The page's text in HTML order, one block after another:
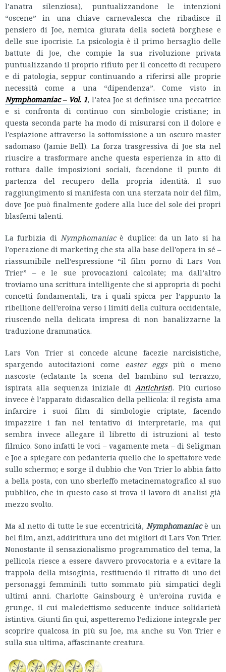
l’anatra silenziosa), puntualizzandone le intenzioni
“oscene” in una chiave carnevalesca che ribadisce il
pensiero di Joe, nemica giurata della società borghese e
delle sue ipocrisie. La psicologia è il primo bersaglio delle
battute di Joe, che compie la sua rivoluzione privata
puntualizzando il proprio rifiuto per il concetto di recupero
e di patologia, seppur continuando a riferirsi alle proprie
necessità come a una “dipendenza”. Come visto in
Nymphomaniac – Vol. 1, l’atea Joe si definisce una peccatrice
e si confronta di continuo con simbologie cristiane; in
questa seconda parte ha modo di misurarsi con il dolore e
l’espiazione attraverso la sottomissione a un oscuro master
sadomaso (Jamie Bell). La forza trasgressiva di Joe sta nel
riuscire a trasformare anche questa esperienza in atto di
rottura dalle imposizioni sociali, facendone il punto di
partenza del recupero della propria identità. Il suo
raggiungimento si manifesta con una sterzata noir del film,
dove Joe può finalmente godere alla luce del sole dei propri
blasfemi talenti.
La furbizia di Nymphomaniacè duplice: da un lato si ha
l’operazione di marketing che sta alla base dell’opera in sé –
riassumibile nell’espressione “il film porno di Lars Von
Trier” – e le sue provocazioni calcolate; ma dall’altro
troviamo una scrittura intelligente che si appropria di pochi
concetti fondamentali, tra i quali spicca per l’appunto la
ribellione dell’eroina verso i limiti della cultura occidentale,
riuscendo nella delicata impresa di non banalizzarne la
traduzione drammatica.
Lars Von Trier si concede alcune facezie narcisistiche,
spargendo autocitazioni come easter eggspiù o meno
nascoste (eclatante la scena del bambino sul terrazzo,
ispirata alla sequenza iniziale di Antichrist). Più curioso
invece è l’apparato didascalico della pellicola: il regista ama
infarcire i suoi film di simbologie criptate, facendo
impazzire i fan nel tentativo di interpretarle, ma qui
sembra invece allegare il libretto di istruzioni al testo
filmico. Sono infatti le voci – vagamente meta – di Seligman
e Joe a spiegare con pedanteria quello che lo spettatore vede
sullo schermo; e sorge il dubbio che Von Trier lo abbia fatto
a bella posta, con uno sberleffo metacinematografico al suo
pubblico, che in questo caso si trova il lavoro di analisi già
mezzo svolto.
Ma al netto di tutte le sue eccentricità, Nymphomaniacè un
bel film, anzi, addirittura uno dei migliori di Lars Von Trier.
Nonostante il sensazionalismo programmatico del tema, la
pellicola riesce a essere davvero provocatoria e a evitare la
trappola della misoginia, restituendo il ritratto di uno dei
personaggi femminili tutto sommato più simpatici degli
ultimi anni. Charlotte Gainsbourg è un’eroina ruvida e
grunge, il cui maledettismo seducente induce solidarietà
istintiva. Giunti fin qui, aspetteremo l’edizione integrale per
scoprire qualcosa in più su Joe, ma anche su Von Trier e
sulla sua ultima, affascinante creatura.